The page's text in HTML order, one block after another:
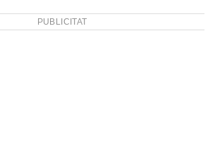
PUBLICITAT